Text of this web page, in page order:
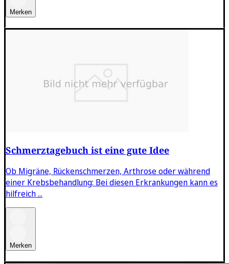
Merken
Schmerztagebuch ist eine gute Idee
Ob Migräne, Rückenschmerzen, Arthrose oder während
einer Krebsbehandlung: Bei diesen Erkrankungen kann es
hilfreich ...
Merken